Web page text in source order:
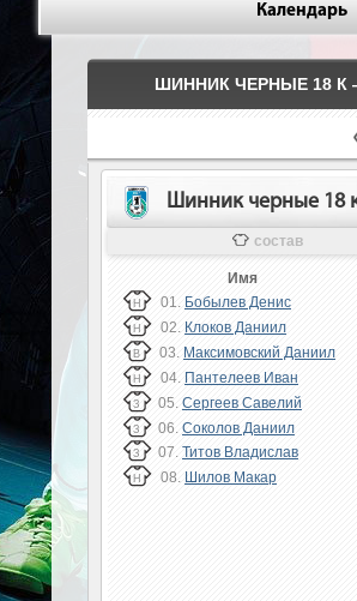
Календарь
ШИННИК ЧЕРНЫЕ 18
Шинник черные 18
состав
Имя
Н 01. Бобылев Денис
Н 02. Клоков Даниил
В 03. Максимовский Даниил
Н 04. Пантелеев Иван
З 05. Сергеев Савелий
З 06. Соколов Даниил
З 07. Титов Владислав
Н 08. Шилов Макар